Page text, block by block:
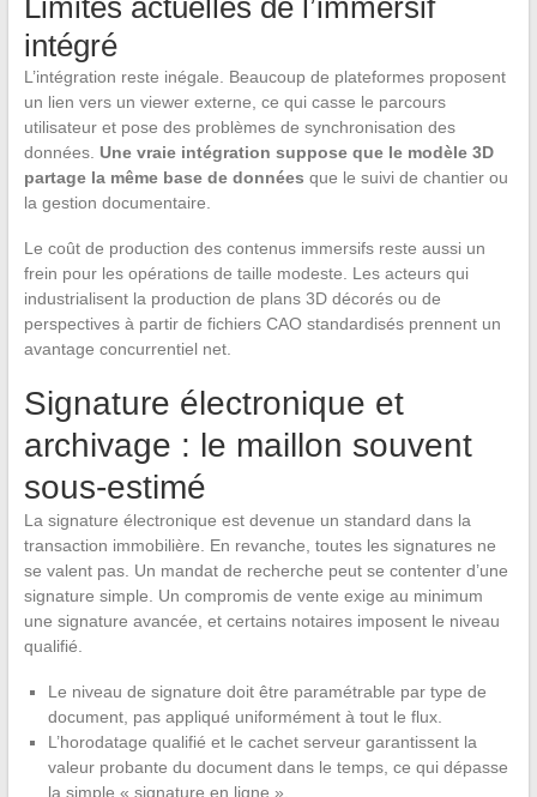
intégré
L’intégration reste inégale. Beaucoup de plateformes proposent
un lien vers un viewer externe, ce qui casse le parcours
utilisateur et pose des problèmes de synchronisation des
données. Une vraie intégration suppose que le modèle 3D
partage la même base de données que le suivi de chantier ou
la gestion documentaire.
Le coût de production des contenus immersifs reste aussi un
frein pour les opérations de taille modeste. Les acteurs qui
industrialisent la production de plans 3D décorés ou de
perspectives à partir de fichiers CAO standardisés prennent un
avantage concurrentiel net.
Signature électronique et
archivage : le maillon souvent
sous-estimé
La signature électronique est devenue un standard dans la
transaction immobilière. En revanche, toutes les signatures ne
se valent pas. Un mandat de recherche peut se contenter d’une
signature simple. Un compromis de vente exige au minimum
une signature avancée, et certains notaires imposent le niveau
qualifié.
Le niveau de signature doit être paramétrable par type de
document, pas appliqué uniformément à tout le flux.
L’horodatage qualifié et le cachet serveur garantissent la
valeur probante du document dans le temps, ce qui dépasse
la simple « signature en ligne ».